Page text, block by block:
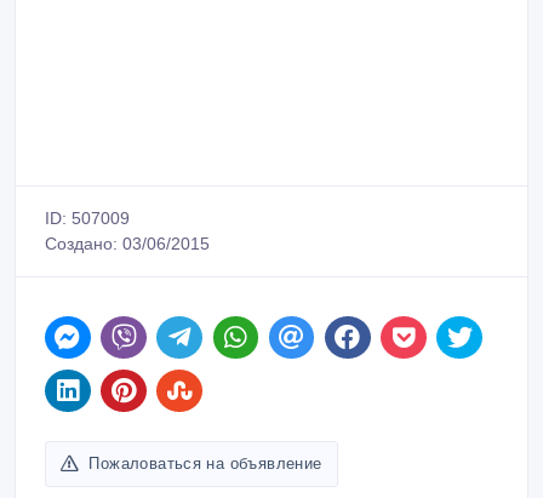
ID: 507009
Создано: 03/06/2015
Пожаловаться на объявление